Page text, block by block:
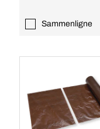
Sammenligne